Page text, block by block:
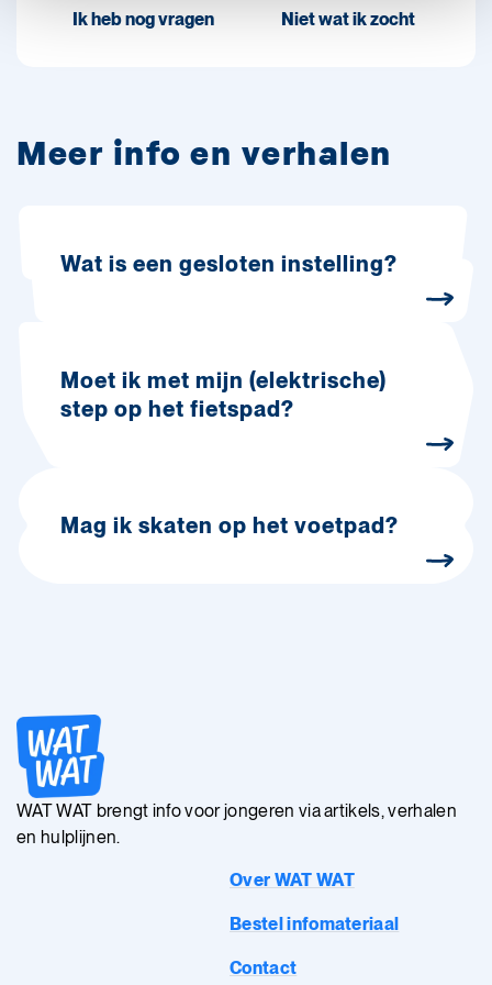
Ik heb nog vragen Niet wat ik zocht
Meer info en verhalen
Wat is een gesloten instelling?
Moet ik met mijn (elektrische)
step op het fietspad?
Mag ik skaten op het voetpad?
WAT WAT brengt info voor jongeren via artikels, verhalen
en hulplijnen.
Over WAT WAT
Bestel infomateriaal
Contact